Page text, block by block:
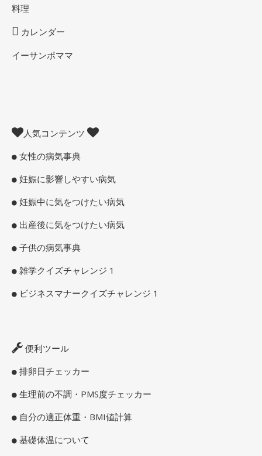
料理
カレンダー
イーサンポママ
人気コンテンツ
女性の病気事典
妊娠に影響しやすい病気
妊娠中に気をつけたい病気
出産後に気をつけたい病気
子供の病気事典
雑学クイズチャレンジ 1
ビジネスマナークイズチャレンジ 1
便利ツール
排卵日チェッカー
生理前の不調・PMS度チェッカー
自分の適正体重・BMI値計算
基礎体温について